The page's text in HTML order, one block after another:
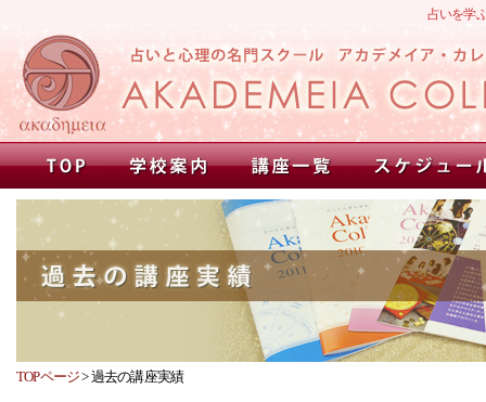
占いを学
TOPページ>過去の講座実績